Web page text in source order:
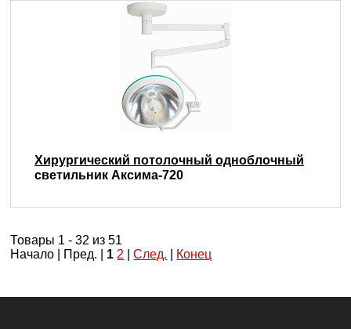
Хирургический потолочный одноблочный
светильник Аксима-720
Товары 1 - 32 из 51
Начало | Пред. | 1 2 |След. Конец